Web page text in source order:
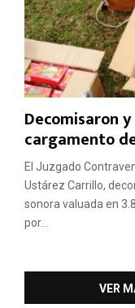
Decomisaron
cargamento
El Juzgado
Ustárez Carrillo,
sonora valuada en
por...
VER